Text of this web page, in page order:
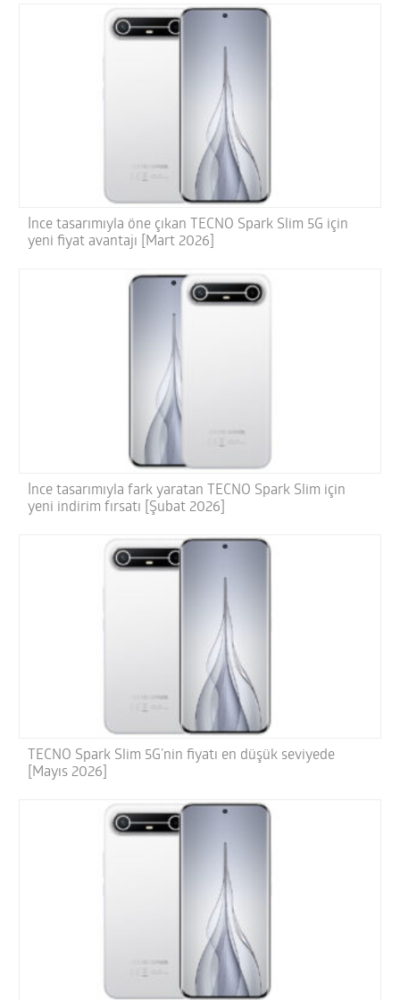
İnce tasarımıyla öne çıkan TECNO Spark Slim 5G için
yeni fiyat avantajı [Mart 2026]
İnce tasarımıyla fark yaratan TECNO Spark Slim için
yeni indirim fırsatı [Şubat 2026]
TECNO Spark Slim 5G’nin fiyatı en düşük seviyede
[Mayıs 2026]